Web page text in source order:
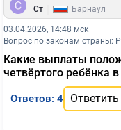
Ст
Барнаул
03.04.2026, 14:48 мск
Вопрос по законам страны:
Какие выплаты
четвёртого ребёнка
Ответов: 4 Ответить